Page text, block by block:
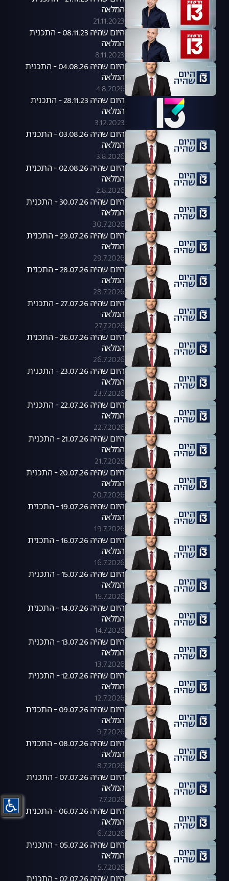
המלאה
21.11.2023
היום שהיה 08.11.23 - התכנית
המלאה
8.11.2023
היום שהיה 04.08.26 - התכנית
המלאה
4.8.2026
היום שהיה 28.11.23 - התכנית
המלאה
3.12.2023
היום שהיה 03.08.26 - התכנית
המלאה
3.8.2026
היום שהיה 02.08.26 - התכנית
המלאה
2.8.2026
היום שהיה 30.07.26 - התכנית
המלאה
30.7.2026
היום שהיה 29.07.26 - התכנית
המלאה
29.7.2026
היום שהיה 28.07.26 - התכנית
המלאה
28.7.2026
היום שהיה 27.07.26 - התכנית
המלאה
27.7.2026
היום שהיה 26.07.26 - התכנית
המלאה
26.7.2026
היום שהיה 23.07.26 - התכנית
המלאה
23.7.2026
היום שהיה 22.07.26 - התכנית
המלאה
22.7.2026
היום שהיה 21.07.26 - התכנית
המלאה
21.7.2026
היום שהיה 20.07.26 - התכנית
המלאה
20.7.2026
היום שהיה 19.07.26 - התכנית
המלאה
19.7.2026
היום שהיה 16.07.26 - התכנית
המלאה
16.7.2026
היום שהיה 15.07.26 - התכנית
המלאה
15.7.2026
היום שהיה 14.07.26 - התכנית
המלאה
14.7.2026
היום שהיה 13.07.26 - התכנית
המלאה
13.7.2026
היום שהיה 12.07.26 - התכנית
המלאה
12.7.2026
היום שהיה 09.07.26 - התכנית
המלאה
9.7.2026
היום שהיה 08.07.26 - התכנית
המלאה
8.7.2026
היום שהיה 07.07.26 - התכנית
המלאה
7.7.2026
היום שהיה 06.07.26 - התכנית
המלאה
6.7.2026
היום שהיה 05.07.26 - התכנית
המלאה
5.7.2026